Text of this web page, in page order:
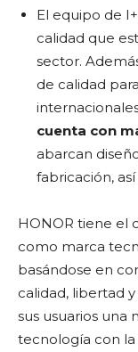
El equipo de
calidad que
sector.
de calidad
cuenta con
abarcan
fabricación,
HONOR tiene el
como marca
basándose en
calidad, libertad
sus usuarios una
tecnología con la